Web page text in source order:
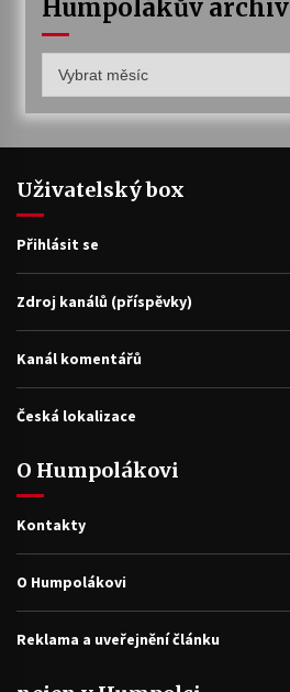
Humpolákův archiv
archiv
Uživatelský box
Přihlásit se
Zdroj kanálů (příspěvky)
Kanál komentářů
Česká lokalizace
O Humpolákovi
Kontakty
O Humpolákovi
Reklama a uveřejnění článku